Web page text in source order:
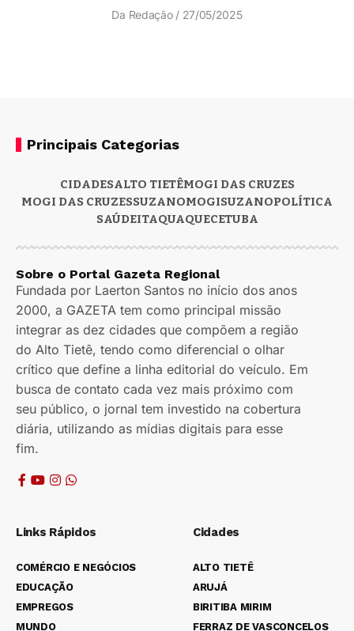
Da Redação 27/05/2025
Principais Categorias
CIDADESALTO TIETÊMOGI DAS CRUZES
MOGI DAS CRUZESSUZANOMOGISUZANOPOLÍTICA
SAÚDEITAQUAQUECETUBA
Sobre o Portal Gazeta Regional
Fundada por Laerton Santos no início dos anos
2000, a GAZETA tem como principal missão
integrar as dez cidades que compõem a região
do Alto Tietê, tendo como diferencial o olhar
crítico que define a linha editorial do veículo. Em
busca de contato cada vez mais próximo com
seu público, o jornal tem investido na cobertura
diária, utilizando as mídias digitais para esse
fim.
Links Rápidos
COMÉRCIO E NEGÓCIOS
EDUCAÇÃO
EMPREGOS
MUNDO
Cidades
ALTO TIETÊ
ARUJÁ
BIRITIBA MIRIM
FERRAZ DE VASCONCELOS